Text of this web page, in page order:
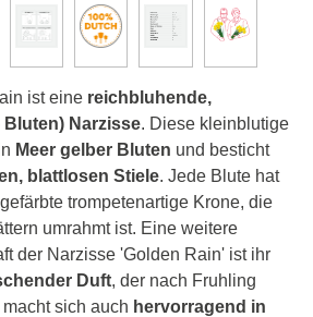
ist eine reichbluhende,
Bluten) Narzisse. Diese kleinblutige
Meer gelber Bluten und besticht
blattlosen Stiele. Jede Blute hat
trompetenartige Krone, die
umrahmt ist. Eine weitere
der Narzisse 'Golden Rain' ist ihr
Duft, der nach Fruhling
sich auch hervorragend in